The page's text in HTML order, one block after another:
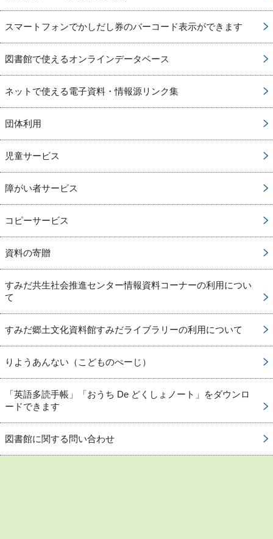
スマートフォンでかしだし券のバーコード表示ができます
図書館で使えるオンラインデータベース
ネットで使える電子資料・情報源リンク集
団体利用
児童サービス
障がい者サービス
コピーサービス
資料の寄贈
すみだ共生社会推進センター情報資料コーナーの利用につい
て
すみだ郷土文化資料館すみだライブラリーの利用について
りようあんない（こどものぺーじ）
「英語多読手帳」「おうち De どくしょノート」をダウンロ
ードできます
図書館に関する問い合わせ